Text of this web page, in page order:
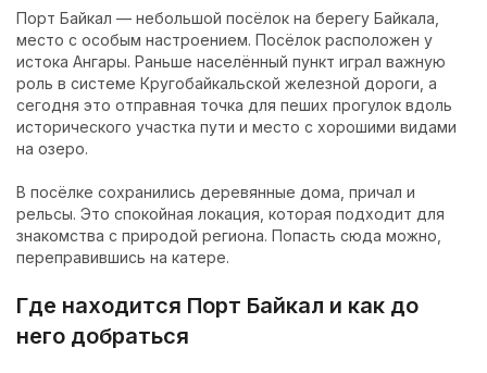
Порт Байкал — небольшой посёлок на берегу Байкала,
место с особым настроением. Посёлок расположен у
истока Ангары. Раньше населённый пункт играл важную
роль в системе Кругобайкальской железной дороги, а
сегодня это отправная точка для пеших прогулок вдоль
исторического участка пути и место с хорошими видами
на озеро.
В посёлке сохранились деревянные дома, причал и
рельсы. Это спокойная локация, которая подходит для
знакомства с природой региона. Попасть сюда можно,
переправившись на катере.
Где находится Порт Байкал и как до
него добраться